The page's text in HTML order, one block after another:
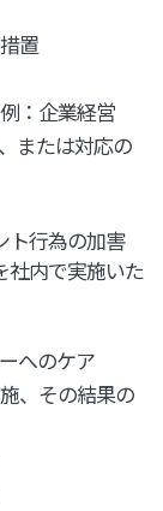
置
：企業経営
または対応の
ト行為の加害
社内で実施いた
へのケア
、その結果の